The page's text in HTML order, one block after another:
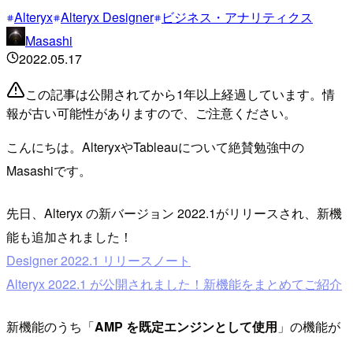
Alteryx Alteryx Designer ビジネス・アナリティクス
Masashi
2022.05.17
この記事は公開されてから1年以上経過しています。情
報が古い可能性がありますので、ご注意ください。
こんにちは。AlteryxやTableauについて絶賛勉強中の
Masashiです。
先日、Alteryx の新バージョン 2022.1がリリースされ、新機
能も追加されました！
Designer 2022.1 リリースノート
Alteryx 2022.1 が公開されました！新機能をまとめてご紹介
新機能のうち「AMP を既定エンジンとして使用 」の機能が